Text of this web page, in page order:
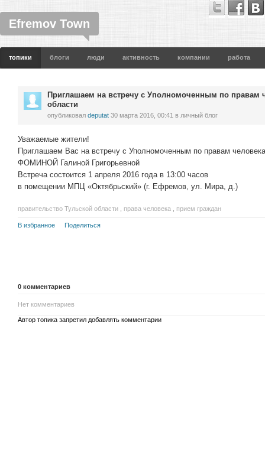
Efremov Town
топики блоги люди активность компании работа
Приглашаем на встречу с Уполномоченным по правам
области
опубликовал deputat 30 марта 2016, 00:41 в личный блог
Уважаемые жители!
Приглашаем Вас на встречу с Уполномоченным по правам
ФОМИНОЙ Галиной Григорьевной
Встреча состоится 1 апреля 2016 года в 13:00 часов
в помещении МПЦ «Октябрьский» (г. Ефремов, ул. Мира, д.)
правительство Тульской области права человека прием граждан
В избранное Поделиться
0 комментариев
Нет комментариев
Автор топика запретил добавлять комментарии